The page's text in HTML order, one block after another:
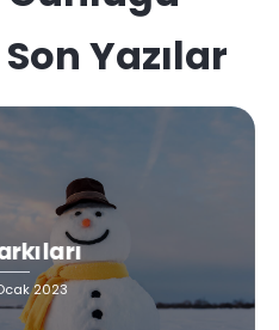
Yazılar
2023